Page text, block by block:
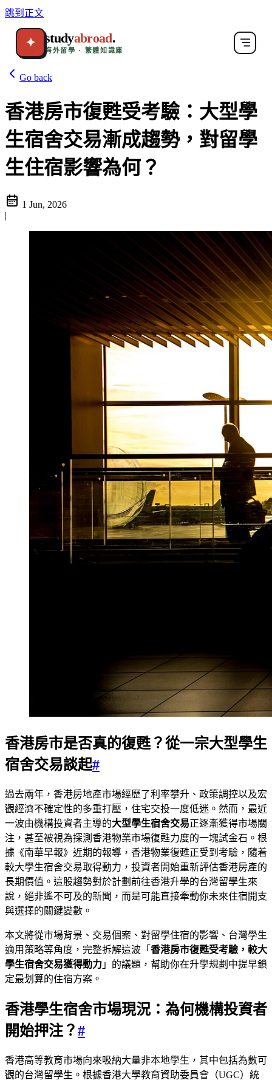
跳到正文
✦ studyabroad.
海外留學 · 繁體知識庫
Go back
香港房市復甦受考驗：大型學
生宿舍交易漸成趨勢，對留學
生住宿影響為何？
1 Jun, 2026
|
香港房市是否真的復甦？從一宗大型學生
宿舍交易談起#
過去兩年，香港房地產市場經歷了利率攀升、政策調控以及宏
觀經濟不確定性的多重打壓，住宅交投一度低迷。然而，最近
一波由機構投資者主導的大型學生宿舍交易正逐漸獲得市場關
注，甚至被視為探測香港物業市場復甦力度的一塊試金石。根
據《南華早報》近期的報導，香港物業復甦正受到考驗，隨着
較大學生宿舍交易取得動力，投資者開始重新評估香港房產的
長期價值。這股趨勢對於計劃前往香港升學的台灣留學生來
說，絕非遙不可及的新聞，而是可能直接牽動你未來住宿開支
與選擇的關鍵變數。
本文將從市場背景、交易個案、對留學住宿的影響、台灣學生
適用策略等角度，完整拆解這波「 香港房市復甦受考驗，較大
學生宿舍交易獲得動力 」的議題，幫助你在升學規劃中提早鎖
定最划算的住宿方案。
香港學生宿舍市場現況：為何機構投資者
開始押注？#
香港高等教育市場向來吸納大量非本地學生，其中包括為數可
觀的台灣留學生。根據香港大學教育資助委員會（UGC）統